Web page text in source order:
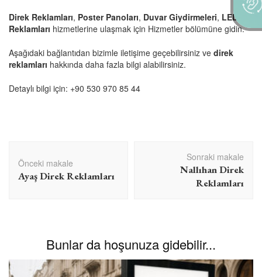
Direk Reklamları, Poster Panoları, Duvar Giydirmeleri, LED Tv
Reklamları hizmetlerine ulaşmak için Hizmetler bölümüne gidin.
Aşağıdaki bağlantıdan bizimle iletişime geçebilirsiniz ve direk
reklamları hakkında daha fazla bilgi alabilirsiniz.
Detaylı bilgi için: +90 530 970 85 44
dolaşımı
Önceki makale
Ayaş Direk Reklamları
Sonraki makale
Nallıhan Direk
Reklamları
Bunlar da hoşunuza gidebilir...